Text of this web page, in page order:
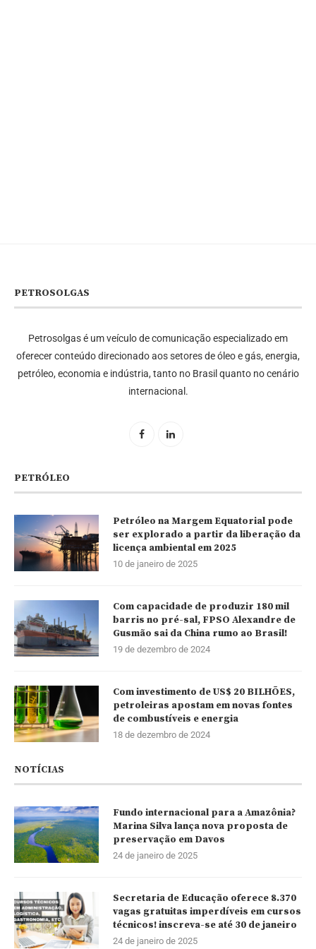
PETROSOLGAS
Petrosolgas é um veículo de comunicação especializado em
oferecer conteúdo direcionado aos setores de óleo e gás, energia,
petróleo, economia e indústria, tanto no Brasil quanto no cenário
internacional.
PETRÓLEO
Petróleo na Margem Equatorial pode
ser explorado a partir da liberação da
licença ambiental em 2025
10 de janeiro de 2025
Com capacidade de produzir 180 mil
barris no pré-sal, FPSO Alexandre de
Gusmão sai da China rumo ao Brasil!
19 de dezembro de 2024
Com investimento de US$ 20 BILHÕES,
petroleiras apostam em novas fontes
de combustíveis e energia
18 de dezembro de 2024
NOTÍCIAS
Fundo internacional para a Amazônia?
Marina Silva lança nova proposta de
preservação em Davos
24 de janeiro de 2025
Secretaria de Educação oferece 8.370
vagas gratuitas imperdíveis em cursos
técnicos! inscreva-se até 30 de janeiro
24 de janeiro de 2025